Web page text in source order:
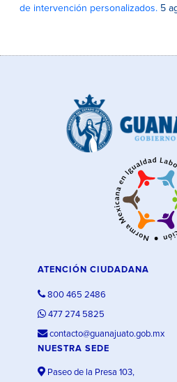
de intervención personalizados. 5
ATENCIÓN CIUDADANA
800 465 2486
477 274 5825
contacto@guanajuato.gob.mx
NUESTRA SEDE
Paseo de la Presa 103,